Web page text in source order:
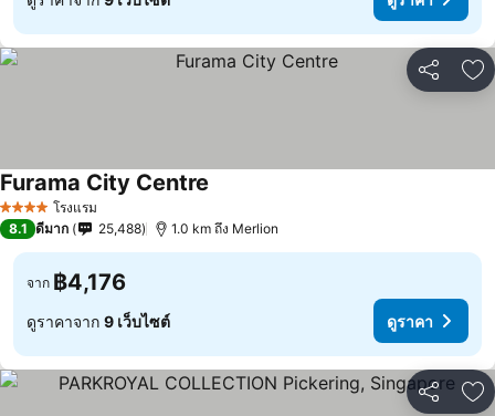
แชร์ เ
4 ดาว โรงแรม
Furama City Centre
8.1 ดีมาก 25,488 1.0 km ถึง Merlion
จาก ฿4,176
ดูราคาจาก 9 เว็บไซต์ ดูราคา
แชร์ เ